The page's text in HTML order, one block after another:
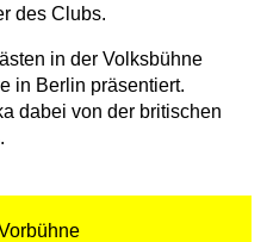
des Clubs.
in der Volksbühne
in Berlin präsentiert.
dabei von der britischen